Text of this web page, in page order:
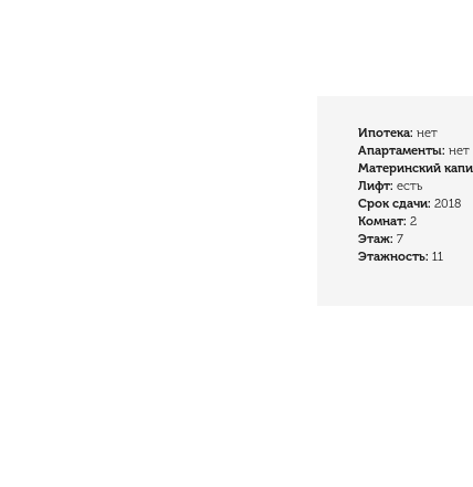
Ипотека: нет
Апартаменты: нет
Материнский
Лифт: есть
Cрок сдачи: 2018
Комнат: 2
Этаж: 7
Этажность: 11